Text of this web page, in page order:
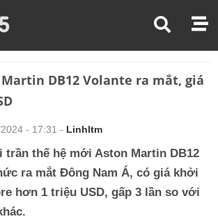
DB12 Volante ra mắt, giá
- 17:31 - Linhltm
trần thế hệ mới Aston Martin DB12
ra mắt Đông Nam Á, có giá khởi
hơn 1 triệu USD, gấp 3 lần so với